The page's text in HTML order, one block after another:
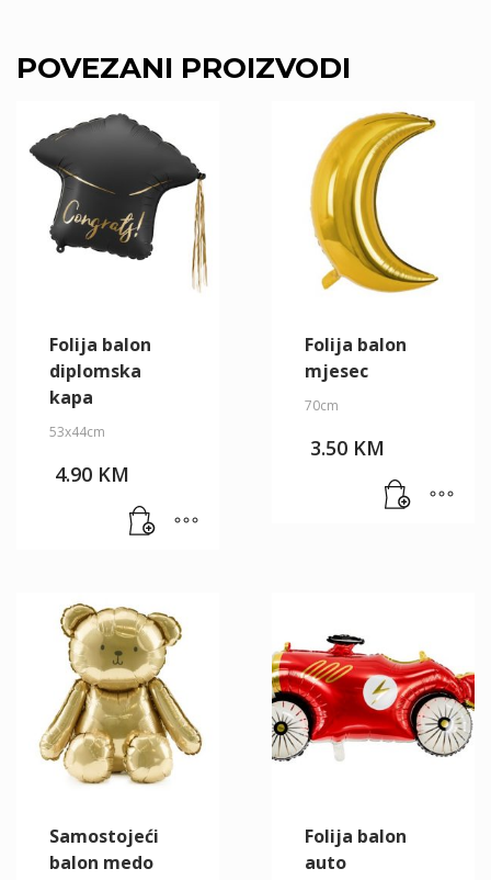
POVEZANI PROIZVODI
Folija balon
diplomska
kapa
53x44cm
4.90 KM
Folija balon
mjesec
70cm
3.50 KM
Samostojeći
balon medo
Folija balon
auto